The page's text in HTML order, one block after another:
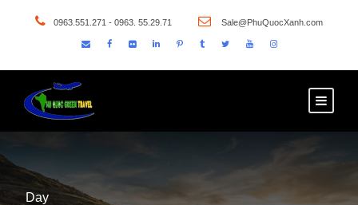
0963.551.271 - 0963. 55.29.71 Sale@PhuQuocXanh.com
Day